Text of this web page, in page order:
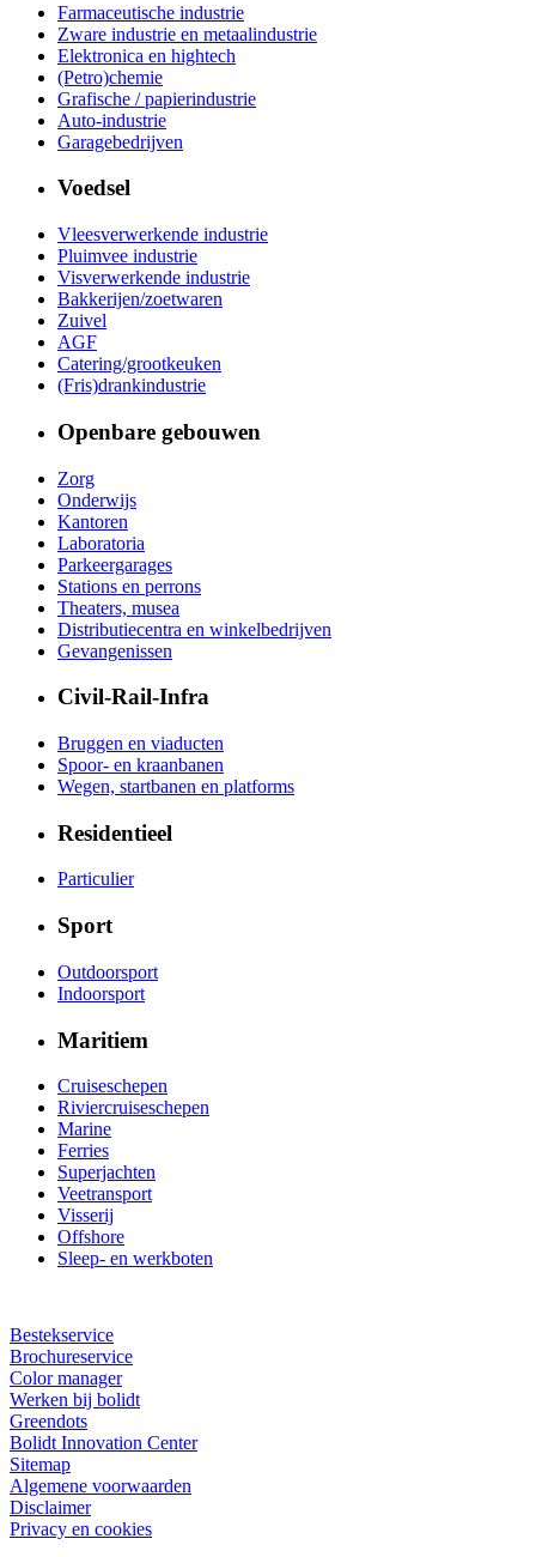
Farmaceutische industrie
Zware industrie en metaalindustrie
Elektronica en hightech
(Petro)chemie
Grafische / papierindustrie
Auto-industrie
Garagebedrijven
Voedsel
Vleesverwerkende industrie
Pluimvee industrie
Visverwerkende industrie
Bakkerijen/zoetwaren
Zuivel
AGF
Catering/grootkeuken
(Fris)drankindustrie
Openbare gebouwen
Zorg
Onderwijs
Kantoren
Laboratoria
Parkeergarages
Stations en perrons
Theaters, musea
Distributiecentra en winkelbedrijven
Gevangenissen
Civil-Rail-Infra
Bruggen en viaducten
Spoor- en kraanbanen
Wegen, startbanen en platforms
Residentieel
Particulier
Sport
Outdoorsport
Indoorsport
Maritiem
Cruiseschepen
Riviercruiseschepen
Marine
Ferries
Superjachten
Veetransport
Visserij
Offshore
Sleep- en werkboten
Bestekservice
Brochureservice
Color manager
Werken bij bolidt
Greendots
Bolidt Innovation Center
Sitemap
Algemene voorwaarden
Disclaimer
Privacy en cookies